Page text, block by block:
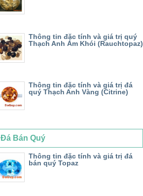
Thông tin đặc tính và giá trị quý
Thạch Anh Ám Khói (Rauchtopaz)
Thông tin đặc tính và giá trị đá
quý Thạch Anh Vàng (Citrine)
Đá Bán Quý
Thông tin đặc tính và giá trị đá
bán quý Topaz